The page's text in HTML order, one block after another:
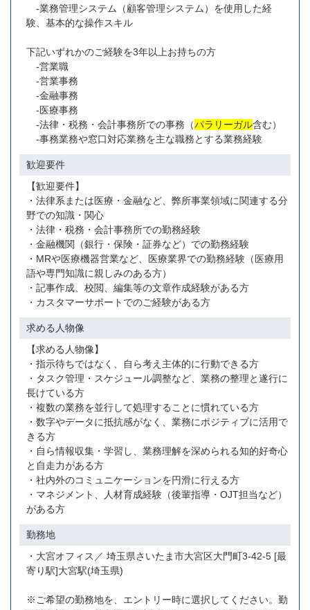
-業務管理システム（顧客管理システム）を使用した経
験、基本的な操作スキル
下記いずれかのご経験を3年以上お持ちの方
-営業職
-営業事務
-金融事務
-医療事務
-法律・税務・会計事務所での事務（パラリーガル含む）
-事務業務や窓口対応業務を主な職務とする業務経験
歓迎要件
【歓迎要件】
・法律系または医療・金融など、弊所事業領域に関連する分
野での知識・関心
・法律・税務・会計事務所での勤務経験
・金融機関（銀行・保険・証券など）での勤務経験
・MRや医療機器営業など、医療業界での勤務経験（医療用
語や専門知識に親しみのある方）
・記事作成、校閲、編集等の文章作成経験がある方
・カスタマーサポートでのご経験がある方
求める人物像
【求める人物像】
・指示待ちではなく、自ら考え主体的に行動できる方
・タスク管理・スケジュール調整など、業務の整理と遂行に
長けている方
・複数の業務を並行して処理することに慣れている方
・数字やデータに抵抗感がなく、業務にポジティブに活用で
きる方
・自ら情報収集・学習し、業務理解を深められる知的好奇心
と自走力がある方
・社内外のコミュニケーションを円滑に行える方
・マネジメント、人材育成経験（後輩指導・OJT担当など）
がある方
勤務地
・大宮オフィス／ 埼玉県さいたま市大宮区大門町3-42-5 [最
寄り駅]大宮駅(埼玉県)
※ご希望の勤務地を、エントリー時に選択してください。勤